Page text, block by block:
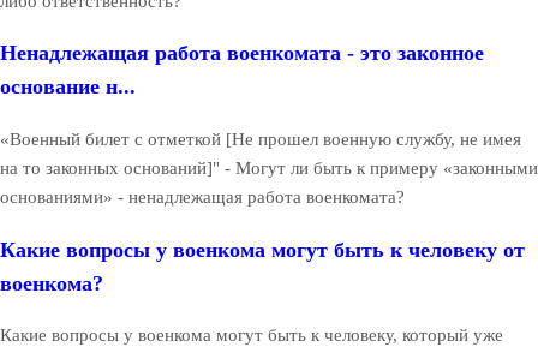
Ненадлежащая работа военкомата - это законное
основание н...
«Военный билет с отметкой [Не прошел военную службу, не имея
на то законных оснований]" - Могут ли быть к примеру «законными
основаниями» - ненадлежащая работа военкомата?
Какие вопросы у военкома могут быть к человеку от
военкома?
Какие вопросы у военкома могут быть к человеку, который уже